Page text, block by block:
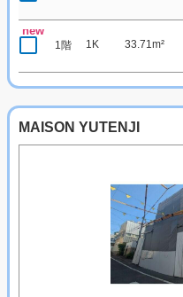
new
1階 1K 33.71m²
MAISON YUTENJI